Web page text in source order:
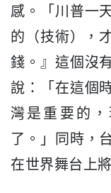
感。「川普一
的（技術），
錢。 』這個沒
說：「在這個
灣是重要的，
了。」同時，
在世界舞台上